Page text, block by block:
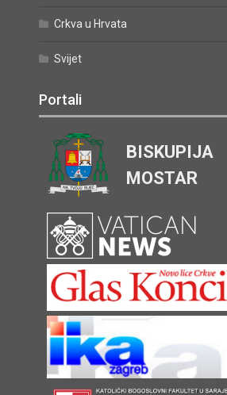
Crkva u Hrvata
Svijet
Portali
BISKUPIJA
MOSTAR